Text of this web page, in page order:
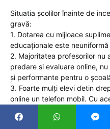
Situatia școlilor înainte de
gravă:
1. Dotarea cu mijloace
educaționale este
2. Majoritatea profesorilor nu
predare si evaluare online,
și performante pentru o
3. Foarte mulți elevi detin
online un telefon mobil. Cu
4. Profesorii sunt dezamăgiti